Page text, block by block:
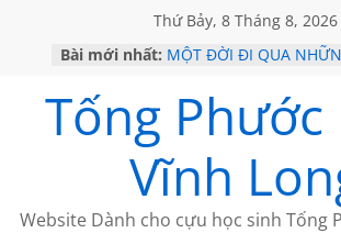
Thứ Bảy, 8 Tháng 8, 2026
Bài mới nhất: MỘT ĐỜI ĐI QUA
KHÔNG ĐỀ 19 CỦA
CHÙM THƠ CỦA BÍCH
GIÃ TỪ ĐÀ LẠT của
HỌC SỬ HỒI XƯA
Tống Phước
Vĩnh
Website Dành cho cựu học sinh Tống